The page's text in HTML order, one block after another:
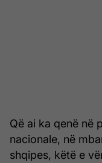
Që ai ka qenë në
nacionale, në
shqipes, këtë e